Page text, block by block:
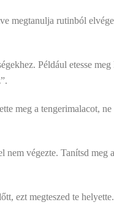
megtanulja rutinból
Például etesse meg
meg a tengerimalacot, ne
nem végezte. Tanítsd meg a
ezt megteszed te